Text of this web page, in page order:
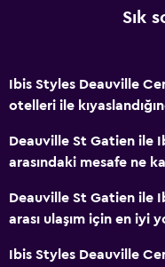
Ses geçirmez odalar
Hizmetler ve kolaylıklar
Uyandırma servisi
Emanet kasası
Toplantı/Resmi Yemek
Anahtar erişimi
Anahtar kart erişimi
Sık
Ibis Styles Deauville
otelleri ile
Deauville St Gatien ile
arasındaki mesafe ne
Deauville St Gatien ile
arası ulaşım için en iyi
Ibis Styles Deauville